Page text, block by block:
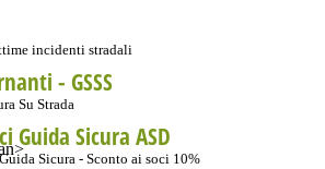
incidenti stradali
- GSSS
Su Strada
Guida Sicura ASD
Sicura - Sconto ai soci 10%